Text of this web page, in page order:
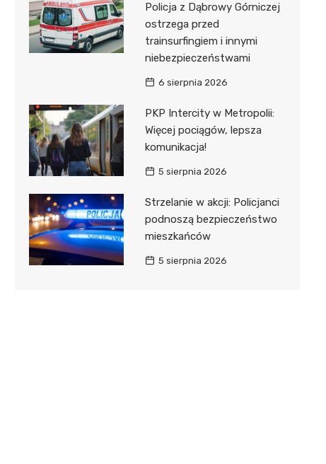
Policja z Dąbrowy Górniczej
ostrzega przed
trainsurfingiem i innymi
niebezpieczeństwami
6 sierpnia 2026
PKP Intercity w Metropolii:
Więcej pociągów, lepsza
komunikacja!
5 sierpnia 2026
Strzelanie w akcji: Policjanci
podnoszą bezpieczeństwo
mieszkańców
5 sierpnia 2026